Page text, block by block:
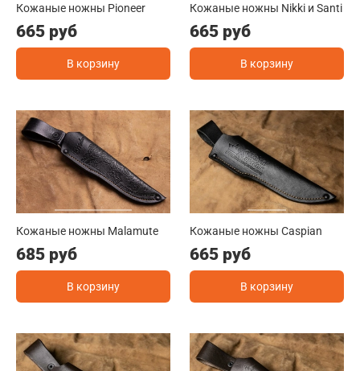
Кожаные ножны Pioneer
665 руб
В корзину
Кожаные ножны Nikki и Santi
665 руб
В корзину
Кожаные ножны Malamute
685 руб
В корзину
Кожаные ножны Caspian
665 руб
В корзину